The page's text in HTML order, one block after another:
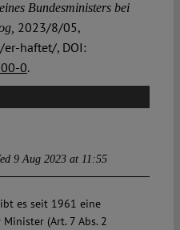
Bundesministers bei
2023/8/05,
haftet/, DOI:
0.
9 Aug 2023 at 11:55
es seit 1961 eine
(Art. 7 Abs. 2